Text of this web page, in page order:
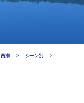
西湖
シーン別